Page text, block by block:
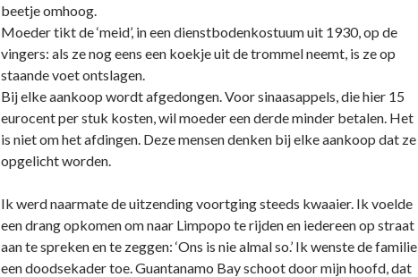
beetje omhoog.
Moeder tikt de ‘meid’, in een dienstbodenkostuum uit 1930, op de
vingers: als ze nog eens een koekje uit de trommel neemt, is ze op
staande voet ontslagen.
Bij elke aankoop wordt afgedongen. Voor sinaasappels, die hier 15
eurocent per stuk kosten, wil moeder een derde minder betalen. Het
is niet om het afdingen. Deze mensen denken bij elke aankoop dat ze
opgelicht worden.
Ik werd naarmate de uitzending voortging steeds kwaaier. Ik voelde
een drang opkomen om naar Limpopo te rijden en iedereen op straat
aan te spreken en te zeggen: ‘Ons is nie almal so.’ Ik wenste de familie
een doodsekader toe. Guantanamo Bay schoot door mijn hoofd, dat